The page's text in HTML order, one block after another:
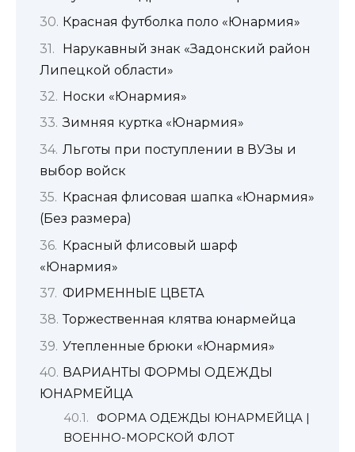
Красная футболка поло «Юнармия»
Нарукавный знак «Задонский район
Липецкой области»
Носки «Юнармия»
Зимняя куртка «Юнармия»
Льготы при поступлении в ВУЗы и
выбор войск
Красная флисовая шапка «Юнармия»
(Без размера)
Красный флисовый шарф
«Юнармия»
ФИРМЕННЫЕ ЦВЕТА
Торжественная клятва юнармейца
Утепленные брюки «Юнармия»
ВАРИАНТЫ ФОРМЫ ОДЕЖДЫ
ЮНАРМЕЙЦА
ФОРМА ОДЕЖДЫ ЮНАРМЕЙЦА |
ВОЕННО-МОРСКОЙ ФЛОТ